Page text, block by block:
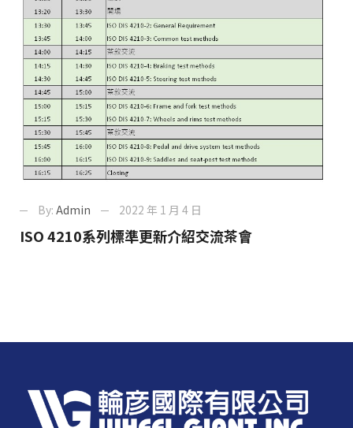
By: Admin 2022 年 1 月 4 日
ISO 4210系列標準更新介紹交流茶會